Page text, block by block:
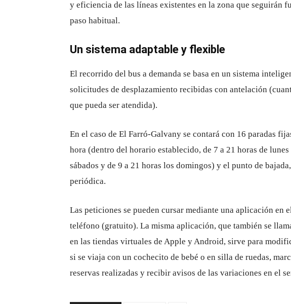
y eficiencia de las líneas existentes en la zona que seguirán
paso habitual.
Un sistema adaptable y flexible
El recorrido del bus a demanda se basa en un sistema
solicitudes de desplazamiento recibidas con antelación
que pueda ser atendida).
En el caso de El Farró-Galvany se contará con 16 paradas
hora (dentro del horario establecido, de 7 a 21 horas de
sábados y de 9 a 21 horas los domingos) y el punto de
periódica.
Las peticiones se pueden cursar mediante una aplicación en
teléfono (gratuito). La misma aplicación, que también se
en las tiendas virtuales de Apple y Android, sirve para
si se viaja con un cochecito de bebé o en silla de ruedas,
reservas realizadas y recibir avisos de las variaciones en el